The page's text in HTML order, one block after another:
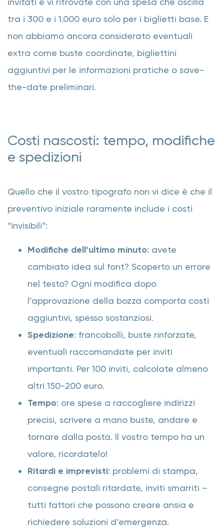
tra i 300 e i 1.000 euro solo per i biglietti base. E
non abbiamo ancora considerato eventuali
extra come buste coordinate, bigliettini
aggiuntivi per le informazioni pratiche o save-
the-date preliminari.
Costi nascosti: tempo, modifiche
e spedizioni
Quello che il vostro tipografo non vi dice è che il
preventivo iniziale raramente include i costi
“invisibili”:
Modifiche dell’ultimo minuto: avete
cambiato idea sul font? Scoperto un errore
nel testo? Ogni modifica dopo
l’approvazione della bozza comporta costi
aggiuntivi, spesso sostanziosi.
Spedizione: francobolli, buste rinforzate,
eventuali raccomandate per inviti
importanti. Per 100 inviti, calcolate almeno
altri 150-200 euro.
Tempo: ore spese a raccogliere indirizzi
precisi, scrivere a mano buste, andare e
tornare dalla posta. Il vostro tempo ha un
valore, ricordatelo!
Ritardi e imprevisti: problemi di stampa,
consegne postali ritardate, inviti smarriti –
tutti fattori che possono creare ansia e
richiedere soluzioni d’emergenza.